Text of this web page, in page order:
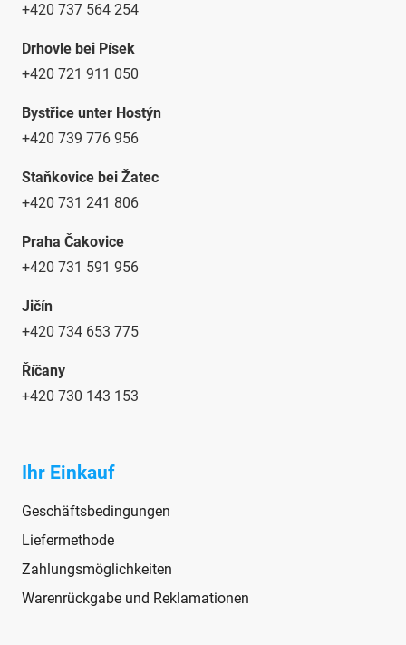
+420 737 564 254
Drhovle bei Písek
+420 721 911 050
Bystřice unter Hostýn
+420 739 776 956
Staňkovice bei Žatec
+420 731 241 806
Praha Čakovice
+420 731 591 956
Jičín
+420 734 653 775
Říčany
+420 730 143 153
Ihr Einkauf
Geschäftsbedingungen
Liefermethode
Zahlungsmöglichkeiten
Warenrückgabe und Reklamationen